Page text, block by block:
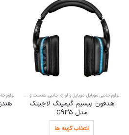
,هندزفری
لوازم جانبی موبایل, موبایل و لوازم جانبی, هدست و هندزفری
هندزفری بلوتوثی سری 2 اپل فول
کپی
اطلاعات بیشتر
لوازم